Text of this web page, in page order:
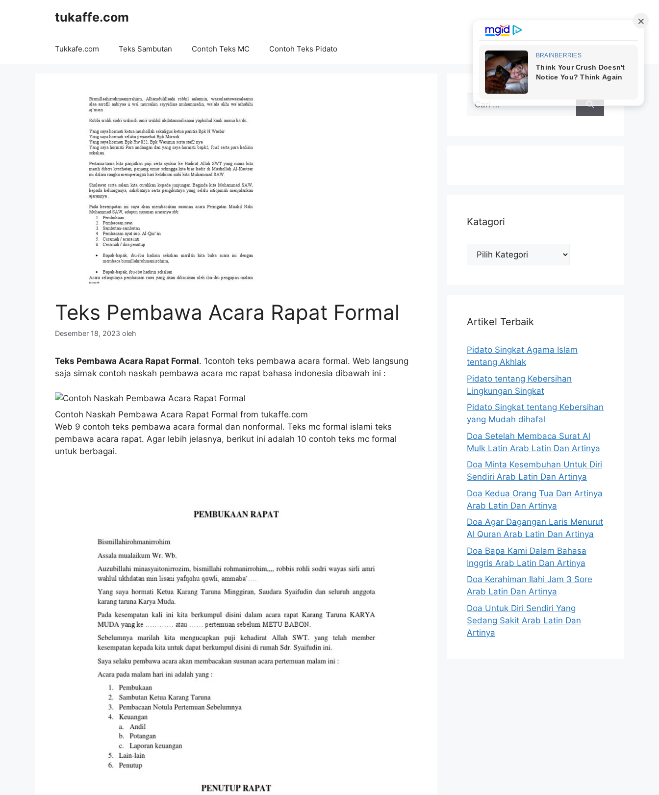
tukaffe.com
Tukkafe.com Teks Sambutan Contoh Teks MC Contoh Teks Pidato
Teks Pembawa Acara Rapat Formal
Desember 18, 2023 oleh
Teks Pembawa Acara Rapat Formal. 1contoh teks pembawa acara formal. Web langsung
saja simak contoh naskah pembawa acara mc rapat bahasa indonesia dibawah ini :
Contoh Naskah Pembawa Acara Rapat Formal from tukaffe.com
Web 9 contoh teks pembawa acara formal dan nonformal. Teks mc formal islami teks
pembawa acara rapat. Agar lebih jelasnya, berikut ini adalah 10 contoh teks mc formal
untuk berbagai.
untuk:
Katagori
Katagori
Artikel Terbaik
Pidato Singkat Agama Islam
tentang Akhlak
Pidato tentang Kebersihan
Lingkungan Singkat
Pidato Singkat tentang Kebersihan
yang Mudah dihafal
Doa Setelah Membaca Surat Al
Mulk Latin Arab Latin Dan Artinya
Doa Minta Kesembuhan Untuk Diri
Sendiri Arab Latin Dan Artinya
Doa Kedua Orang Tua Dan Artinya
Arab Latin Dan Artinya
Doa Agar Dagangan Laris Menurut
Al Quran Arab Latin Dan Artinya
Doa Bapa Kami Dalam Bahasa
Inggris Arab Latin Dan Artinya
Doa Kerahiman Ilahi Jam 3 Sore
Arab Latin Dan Artinya
Doa Untuk Diri Sendiri Yang
Sedang Sakit Arab Latin Dan
Artinya